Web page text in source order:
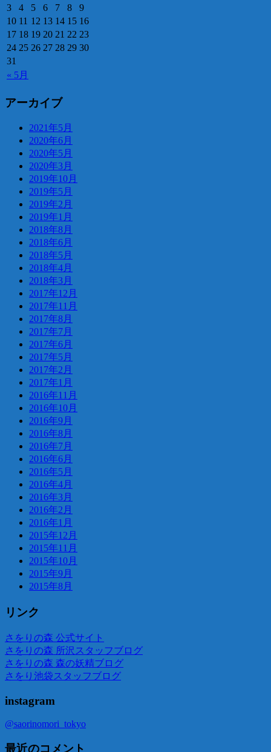
« 5月
3
4 5 6 7 8
9
10 11 12 13 14 15 16
17 18 19 20 21 22 23
24 25 26 27 28 29 30
31
アーカイブ
2021年5月
2020年6月
2020年5月
2020年3月
2019年10月
2019年5月
2019年2月
2019年1月
2018年8月
2018年6月
2018年5月
2018年4月
2018年3月
2017年12月
2017年11月
2017年8月
2017年7月
2017年6月
2017年5月
2017年2月
2017年1月
2016年11月
2016年10月
2016年9月
2016年8月
2016年7月
2016年6月
2016年5月
2016年4月
2016年3月
2016年2月
2016年1月
2015年12月
2015年11月
2015年10月
2015年9月
2015年8月
リンク
さをりの森 公式サイト
さをりの森 所沢スタッフブログ
さをりの森 森の妖精ブログ
さをり池袋スタッフブログ
instagram
@saorinomori_tokyo
最近のコメント